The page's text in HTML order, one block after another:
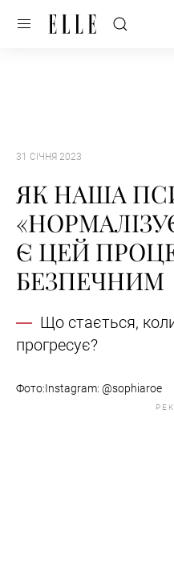
31 СІЧНЯ 2023
ЯК НАША
Є ЦЕЙ
БЕЗПЕЧНИМ
Що стається,
прогресує?
Фото:Instagram: @sophiaroe